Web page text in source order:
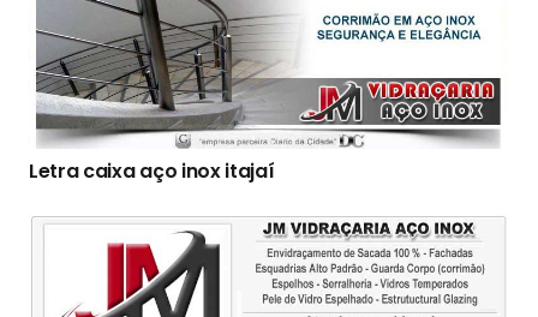
Letra caixa aço inox itajaí